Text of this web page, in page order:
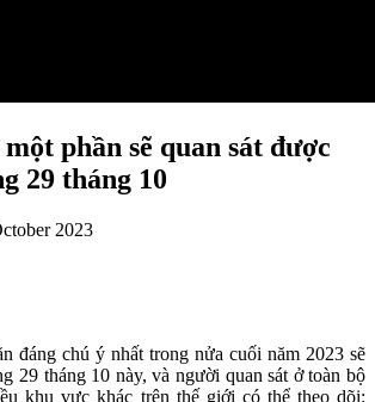
phần sẽ quan sát được
29 tháng 10
2023
đáng chú ý nhất trong nửa cuối năm 2023 sẽ
29 tháng 10 này, và người quan sát ở toàn bộ
khu vực khác trên thế giới có thể theo dõi: